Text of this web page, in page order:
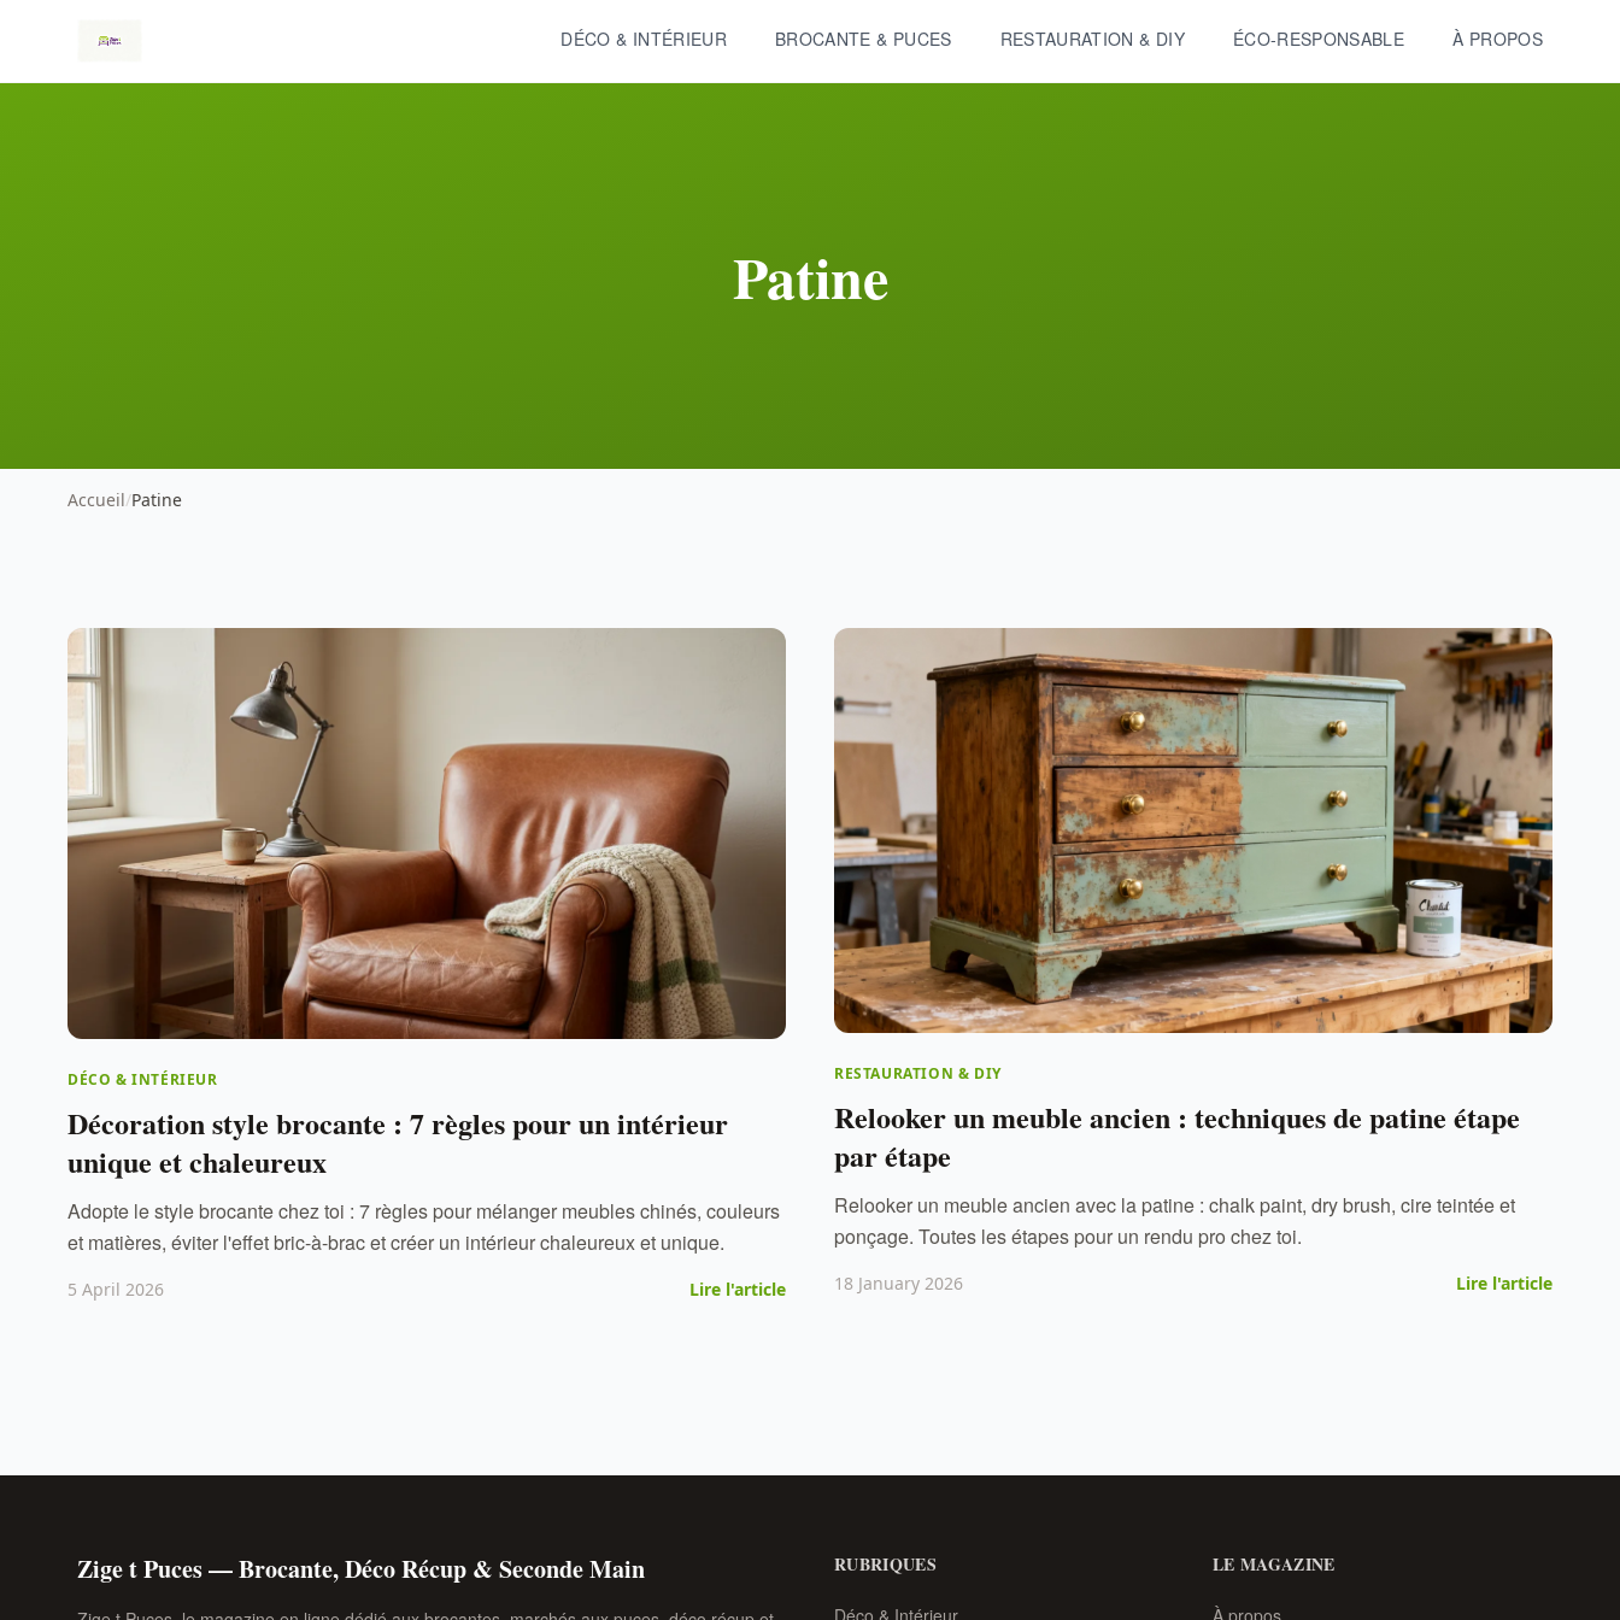
DÉCO & INTÉRIEUR BROCANTE & PUCES RESTAURATION & DIY ÉCO-RESPONSABLE À PROPOS
Patine
Accueil/Patine
DÉCO & INTÉRIEUR
Décoration style brocante : 7 règles pour un intérieur
unique et chaleureux
Adopte le style brocante chez toi : 7 règles pour mélanger meubles chinés, couleurs
et matières, éviter l'effet bric-à-brac et créer un intérieur chaleureux et unique.
5 April 2026 Lire l'article
RESTAURATION & DIY
Relooker un meuble ancien : techniques de patine étape
par étape
Relooker un meuble ancien avec la patine : chalk paint, dry brush, cire teintée et
ponçage. Toutes les étapes pour un rendu pro chez toi.
18 January 2026 Lire l'article
Zige t Puces — Brocante, Déco Récup & Seconde Main RUBRIQUES
Déco & Intérieur
LE MAGAZINE
À propos